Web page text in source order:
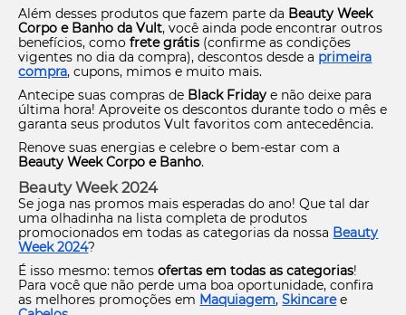
Além desses produtos que fazem parte da Beauty Week
Corpo e Banho da Vult, você ainda pode encontrar outros
benefícios, comofrete grátis (confirme as condições
vigentes no dia da compra), descontos desde a primeira
compra, cupons, mimos e muito mais.
Antecipe suas compras de Black Friday e não deixe para
última hora! Aproveite os descontos durante todo o mês e
garanta seus produtos Vult favoritos com antecedência.
Renove suas energias e celebre o bem-estar com a
Beauty Week Corpo e Banho.
Beauty Week 2024
Se joga nas promos mais esperadas do ano! Que tal dar
uma olhadinha na lista completa de produtos
promocionados em todas as categorias da nossa Beauty
Week 2024?
É isso mesmo: temosofertas em todas as categorias!
Para você que não perde uma boa oportunidade, confira
as melhores promoções em Maquiagem,Skincaree